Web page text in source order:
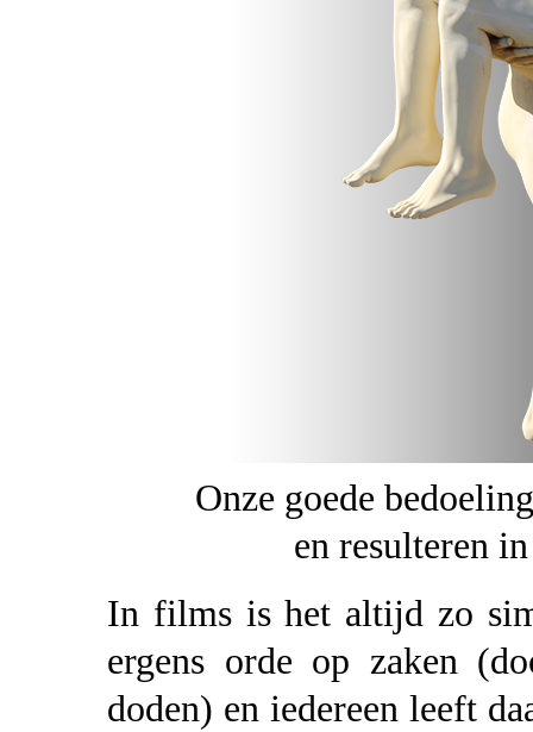
Onze goede
en resulteren
In films is het altijd zo
ergens orde op zaken
doden) en iedereen leeft